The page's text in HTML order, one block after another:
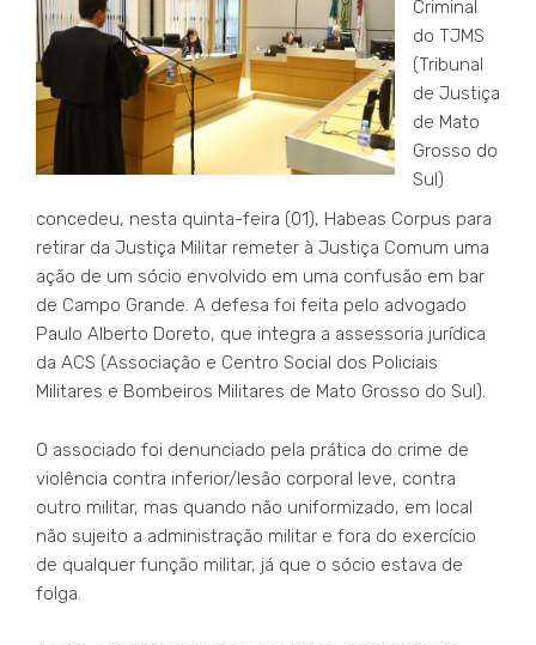
Criminal
do TJMS
(Tribunal
de Justiça
de Mato
Grosso do
Sul)
concedeu, nesta quinta-feira (01), Habeas Corpus para
retirar da Justiça Militar remeter à Justiça Comum uma
ação de um sócio envolvido em uma confusão em bar
de Campo Grande. A defesa foi feita pelo advogado
Paulo Alberto Doreto, que integra a assessoria jurídica
da ACS (Associação e Centro Social dos Policiais
Militares e Bombeiros Militares de Mato Grosso do Sul).
O associado foi denunciado pela prática do crime de
violência contra inferior/lesão corporal leve, contra
outro militar, mas quando não uniformizado, em local
não sujeito a administração militar e fora do exercício
de qualquer função militar, já que o sócio estava de
folga.